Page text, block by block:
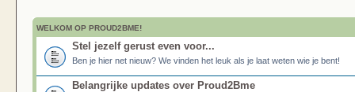
WELKOM OP PROUD2BME!
Stel jezelf gerust even voor...
Ben je hier net nieuw? We vinden het leuk als je laat weten wie je bent!
Belangrijke updates over Proud2Bme